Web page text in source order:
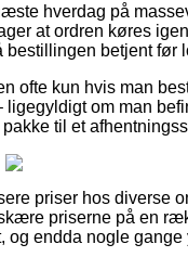
hverdag på
at ordren køres
betjent før
ofte kun hvis man
om man
til et
priser hos diverse
priserne på en
endda nogle